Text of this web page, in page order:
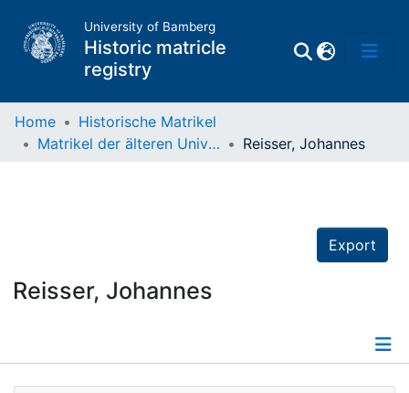
University of Bamberg
Historic matricle
registry
Home
Historische Matrikel
Matrikel der älteren Universität
Reisser, Johannes
Export
Reisser, Johannes
Details